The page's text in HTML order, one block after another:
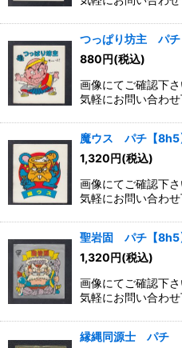
つっぱり坊主 パチ
880円(税込)
画像にてご確認下
気軽にお問い合わ
魔ウス パチ【8h5
1,320円(税込)
画像にてご確認下
気軽にお問い合わ
聖岩固 パチ【8h5
1,320円(税込)
画像にてご確認下
気軽にお問い合わ
縁縄同源士 パチ